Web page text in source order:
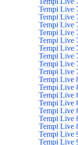
Tempi Live
Tempi Live
Tempi Live
Tempi Live
Tempi Live
Tempi Live
Tempi Live
Tempi Live
Tempi Live
Tempi Live
Tempi Live
Tempi Live
Tempi Live
Tempi Live
Tempi Live
Tempi Live
Tempi Live
Tempi Live